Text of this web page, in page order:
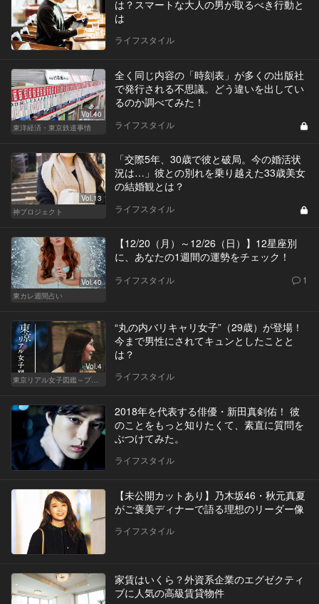
は？スマートな大人の男が取るべき行動と
は
ライフスタイル
Vol.40
東洋経済・東京鉄道事情
全く同じ内容の「時刻表」が多くの出版社
で発行される不思議。どう違いを出してい
るのか調べてみた！
ライフスタイル
Vol.13
神プロジェクト
「交際5年、30歳で彼と破局。今の婚活状
況は…」彼との別れを乗り越えた33歳美女
の結婚観とは？
ライフスタイル
Vol.40
東カレ週間占い
【12/20（月）～12/26（日）】12星座別
に、あなたの1週間の運勢をチェック！
ライフスタイル 1
Vol.4
“丸の内バリキャリ女子”（29歳）が登場！
今まで男性にされてキュンとしたことと
は？
ライフスタイル
2018年を代表する俳優・新田真剣佑！ 彼
のことをもっと知りたくて、素直に質問を
ぶつけてみた。
ライフスタイル
【未公開カットあり】乃木坂46・秋元真夏
がご褒美ディナーで語る理想のリーダー像
ライフスタイル
家賃はいくら？外資系企業のエグゼクティ
ブに人気の高級賃貸物件